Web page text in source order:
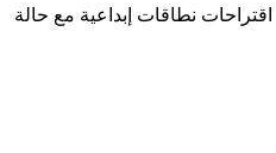
نطاقات إبداعية مع حالة